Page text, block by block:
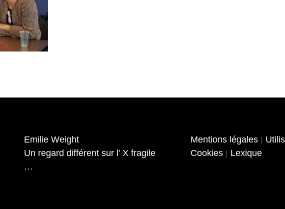
Emilie Weight
Un regard différent sur l’ X fragile
…
Mentions légales |
Cookies | Lexique